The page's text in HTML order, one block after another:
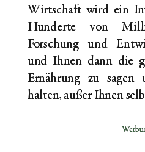
Wirtschaft wird ein
Hunderte von
Forschung und
und Ihnen dann die
Ernährung zu sagen
halten, außer Ihnen